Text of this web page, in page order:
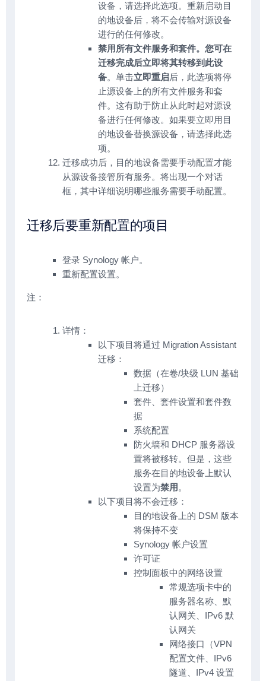
设备，请选择此选项。重新启动目
的地设备后，将不会传输对源设备
进行的任何修改。
禁用所有文件服务和套件。您可在
迁移完成后立即将其转移到此设
备。单击立即重启后，此选项将停
止源设备上的所有文件服务和套
件。这有助于防止从此时起对源设
备进行任何修改。如果要立即用目
的地设备替换源设备，请选择此选
项。
迁移成功后，目的地设备需要手动配置才能
从源设备接管所有服务。将出现一个对话
框，其中详细说明哪些服务需要手动配置。
迁移后要重新配置的项目
登录 Synology 帐户。
重新配置设置。
注：
详情：
以下项目将通过 Migration Assistant
迁移：
数据（在卷/块级 LUN 基础
上迁移）
套件、套件设置和套件数
据
系统配置
防火墙和 DHCP 服务器设
置将被移转。但是，这些
服务在目的地设备上默认
设置为禁用 。
以下项目将不会迁移：
目的地设备上的 DSM 版本
将保持不变
Synology 帐户设置
许可证
控制面板中的网络设置
常规选项卡中的
服务器名称、默
认网关、IPv6 默
认网关
网络接口（VPN
配置文件、IPv6
隧道、IPv4 设置